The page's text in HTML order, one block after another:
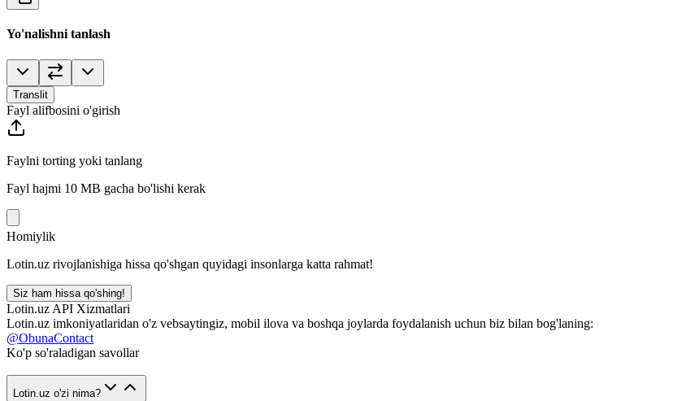
Yo'nalishni tanlash
Translit
Fayl alifbosini o'girish
Faylni torting yoki tanlang
Fayl hajmi 10 MB gacha bo'lishi kerak
Homiylik
Lotin.uz rivojlanishiga hissa qo'shgan quyidagi insonlarga katta rahmat!
Siz ham hissa qo'shing!
Lotin.uz API Xizmatlari
Lotin.uz imkoniyatlaridan o'z vebsaytingiz, mobil ilova va boshqa joylarda foydalanish uchun biz bilan bog'laning:
@ObunaContact
Ko'p so'raladigan savollar
Lotin.uz o'zi nima?